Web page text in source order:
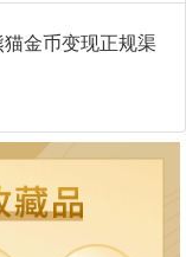
金币变现正规渠